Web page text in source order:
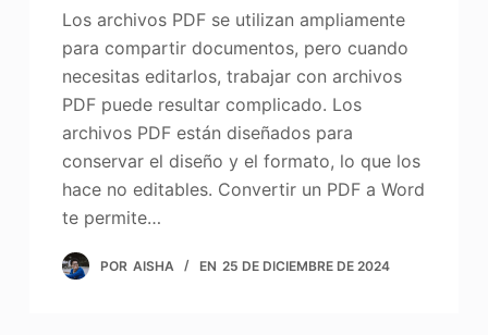
Los archivos PDF se utilizan ampliamente
para compartir documentos, pero cuando
necesitas editarlos, trabajar con archivos
PDF puede resultar complicado. Los
archivos PDF están diseñados para
conservar el diseño y el formato, lo que los
hace no editables. Convertir un PDF a Word
te permite…
POR AISHA EN 25 DE DICIEMBRE DE 2024